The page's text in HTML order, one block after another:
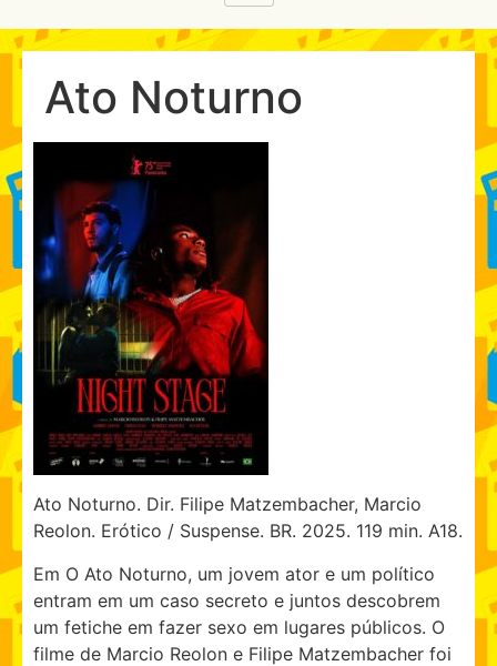
Ato Noturno
Ato Noturno. Dir. Filipe Matzembacher, Marcio
Reolon. Erótico / Suspense. BR. 2025. 119 min. A18.
Em O Ato Noturno, um jovem ator e um político
entram em um caso secreto e juntos descobrem
um fetiche em fazer sexo em lugares públicos. O
filme de Marcio Reolon e Filipe Matzembacher foi